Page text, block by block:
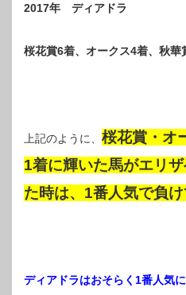
2017年 ディアドラ
桜花賞6着、オークス4着、秋華
上記のように、 桜花賞・オ
1着に輝いた馬がエリ
た時は、1番人気で負け
ディアドラはおそらく1番人気